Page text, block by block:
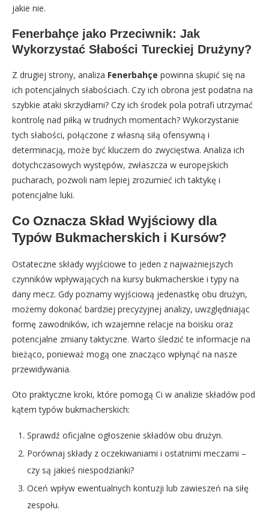
jakie nie.
Fenerbahçe jako Przeciwnik: Jak
Wykorzystać Słabości Tureckiej Drużyny?
Z drugiej strony, analiza Fenerbahçe powinna skupić się na
ich potencjalnych słabościach. Czy ich obrona jest podatna na
szybkie ataki skrzydłami? Czy ich środek pola potrafi utrzymać
kontrolę nad piłką w trudnych momentach? Wykorzystanie
tych słabości, połączone z własną siłą ofensywną i
determinacją, może być kluczem do zwycięstwa. Analiza ich
dotychczasowych występów, zwłaszcza w europejskich
pucharach, pozwoli nam lepiej zrozumieć ich taktykę i
potencjalne luki.
Co Oznacza Skład Wyjściowy dla
Typów Bukmacherskich i Kursów?
Ostateczne składy wyjściowe to jeden z najważniejszych
czynników wpływających na kursy bukmacherskie i typy na
dany mecz. Gdy poznamy wyjściową jedenastkę obu drużyn,
możemy dokonać bardziej precyzyjnej analizy, uwzględniając
formę zawodników, ich wzajemne relacje na boisku oraz
potencjalne zmiany taktyczne. Warto śledzić te informacje na
bieżąco, ponieważ mogą one znacząco wpłynąć na nasze
przewidywania.
Oto praktyczne kroki, które pomogą Ci w analizie składów pod
kątem typów bukmacherskich:
Sprawdź oficjalne ogłoszenie składów obu drużyn.
Porównaj składy z oczekiwaniami i ostatnimi meczami –
czy są jakieś niespodzianki?
Oceń wpływ ewentualnych kontuzji lub zawieszeń na siłę
zespołu.